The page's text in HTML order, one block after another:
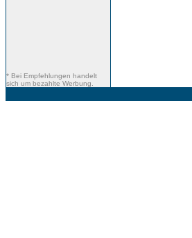
* Bei Empfehlungen handelt
sich um bezahlte Werbung.